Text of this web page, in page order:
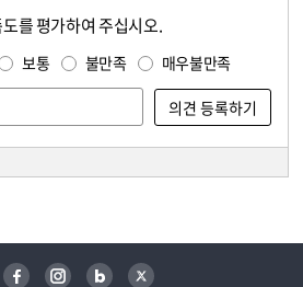
를 평가하여 주십시오.
보통 불만족 매우불만족
페이스북 인스타그램 블로그 트위터